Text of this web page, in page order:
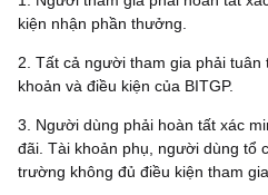
kiện nhận phần thưởng.
2. Tất cả người tham gia phải tuân
khoản và điều kiện của BITGP.
3. Người dùng phải hoàn tất xác
đãi. Tài khoản phụ, người dùng tổ
trường không đủ điều kiện tham